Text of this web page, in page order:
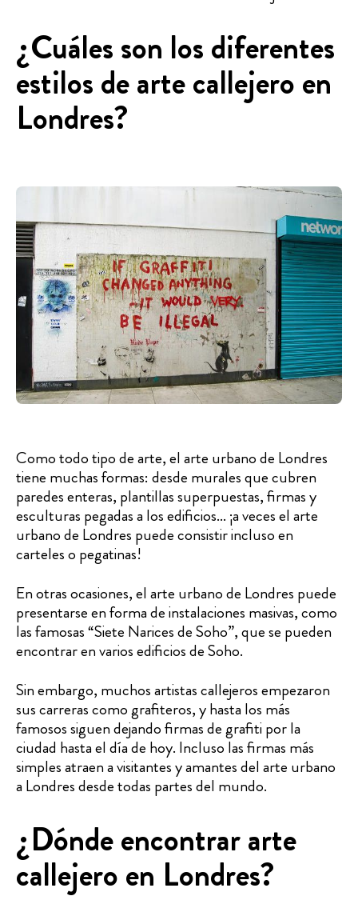
¿Cuáles son los diferentes
estilos de arte callejero en
Londres?
Como todo tipo de arte, el arte urbano de Londres
tiene muchas formas: desde murales que cubren
paredes enteras, plantillas superpuestas, firmas y
esculturas pegadas a los edificios... ¡a veces el arte
urbano de Londres puede consistir incluso en
carteles o pegatinas!
En otras ocasiones, el arte urbano de Londres puede
presentarse en forma de instalaciones masivas, como
las famosas “Siete Narices de Soho”, que se pueden
encontrar en varios edificios de Soho.
Sin embargo, muchos artistas callejeros empezaron
sus carreras como grafiteros, y hasta los más
famosos siguen dejando firmas de grafiti por la
ciudad hasta el día de hoy. Incluso las firmas más
simples atraen a visitantes y amantes del arte urbano
a Londres desde todas partes del mundo.
¿Dónde encontrar arte
callejero en Londres?